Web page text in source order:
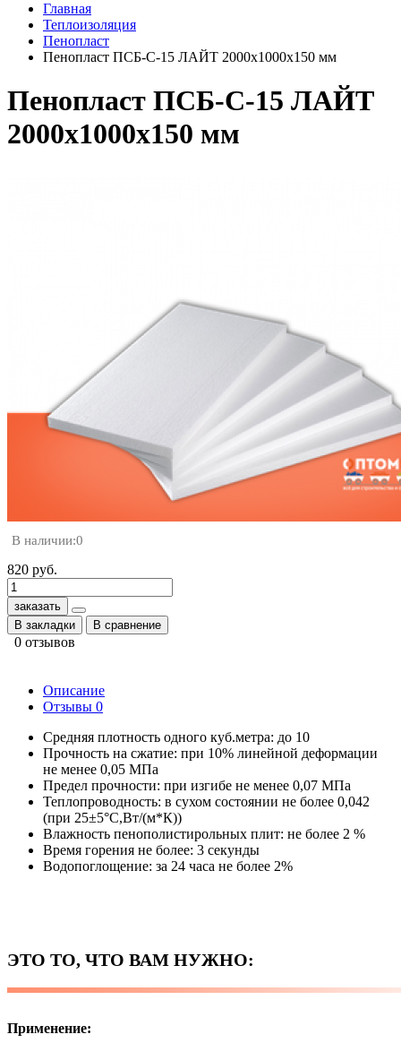
Главная
Теплоизоляция
Пенопласт
Пенопласт ПСБ-С-15 ЛАЙТ 2000х1000х150 мм
Пенопласт ПСБ-С-15 ЛАЙТ
2000х1000х150 мм
В наличии:0
820 руб.
заказать
В закладки
В сравнение
0 отзывов
Описание
Отзывы 0
Средняя плотность одного куб.метра: до 10
Прочность на сжатие: при 10% линейной деформации
не менее 0,05 МПа
Предел прочности: при изгибе не менее 0,07 МПа
Теплопроводность: в сухом состоянии не более 0,042
(при 25±5°C,Вт/(м*К))
Влажность пенополистирольных плит: не более 2 %
Время горения не более: 3 секунды
Водопоглощение: за 24 часа не более 2%
ЭТО ТО, ЧТО ВАМ НУЖНО:
Применение: